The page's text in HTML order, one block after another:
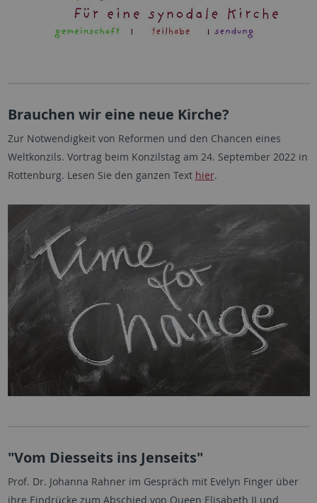
Brauchen wir eine neue Kirche?
Zur Notwendigkeit von Reformen und den Chancen eines
Weltkonzils. Vortrag beim Konzilstag am 24. September 2022 in
Rottenburg. Lesen Sie den ganzen Text hier.
"Vom Diesseits ins Jenseits"
Prof. Dr. Johanna Rahner im Gespräch mit Evelyn Finger über
ihre Eindrücke zum Abschied von Queen Elisabeth II und